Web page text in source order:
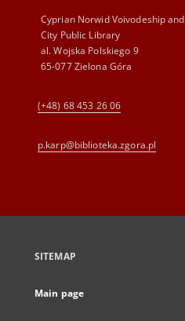
Cyprian Norwid Voivodeship and
City Public Library
al. Wojska Polskiego 9
65-077 Zielona Góra
(+48) 68 453 26 06
p.karp@biblioteka.zgora.pl
SITEMAP
Main page